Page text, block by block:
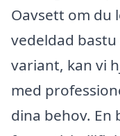
Oavsett om du
vedeldad
variant, kan vi
med
dina behov. En